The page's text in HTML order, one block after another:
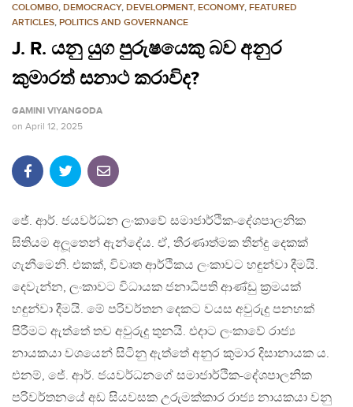
COLOMBO, DEMOCRACY, DEVELOPMENT, ECONOMY, FEATURED
ARTICLES, POLITICS AND GOVERNANCE
J. R. යනු යුග පුරුෂයෙකු බව අනුර
කුමාරත් සනාථ කරාවිද?
GAMINI VIYANGODA
on April 12, 2025
ජේ. ආර්. ජයවර්ධන ලංකාවේ සමාජාර්ථික-දේශපාලනික
සිතියම අලූතෙන් ඇන්දේය. ඒ, තීරණාත්මක තීන්දු දෙකක්
ගැනීමෙනි. එකක්, විවෘත ආර්ථිකය ලංකාවට හඳුන්වා දීමයි.
දෙවැන්න, ලංකාවට විධායක ජනාධිපති ආණ්ඩු ක්‍රමයක්
හඳුන්වා දීමයි. මේ පරිවර්තන දෙකට වයස අවුරුදු පනහක්
පිරීමට ඇත්තේ තව අවුරුදු තුනයි. එදාට ලංකාවේ රාජ්‍ය
නායකයා වශයෙන් සිටිනු ඇත්තේ අනුර කුමාර දිසානායක ය.
එනම්, ජේ. ආර්. ජයවර්ධනගේ සමාජාර්ථික-දේශපාලනික
පරිවර්තනයේ අඩ සියවසක උරුමක්කාර රාජ්‍ය නායකයා වනු